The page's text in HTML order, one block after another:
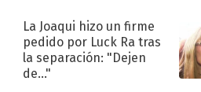
La Joaqui hizo un firme
pedido por Luck Ra tras
la separación: "Dejen
de..."